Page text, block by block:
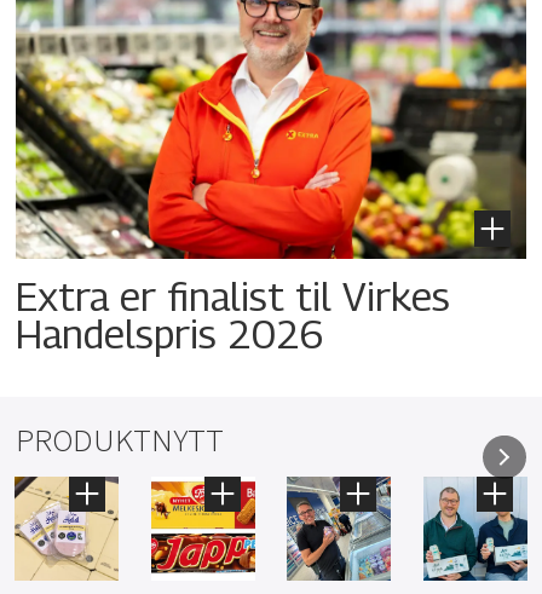
Extra er finalist til Virkes
Handelspris 2026
PRODUKTNYTT